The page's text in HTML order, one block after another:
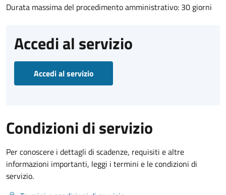
Durata massima del procedimento amministrativo: 30 giorni
Accedi al servizio
Accedi al servizio
Condizioni di servizio
Per conoscere i dettagli di scadenze, requisiti e altre
informazioni importanti, leggi i termini e le condizioni di
servizio.